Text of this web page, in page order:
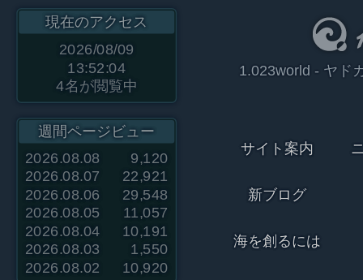
現在のアクセス
2026/08/09
13:52:04
4名が閲覧中
週間ページビュー
2026.08.08
9,120
2026.08.07
22,921
2026.08.06
29,548
2026.08.05
11,057
2026.08.04
10,191
2026.08.03
1,550
2026.08.02
10,920
1.023world - ヤド
サイト案内
新ブログ
海を創るには